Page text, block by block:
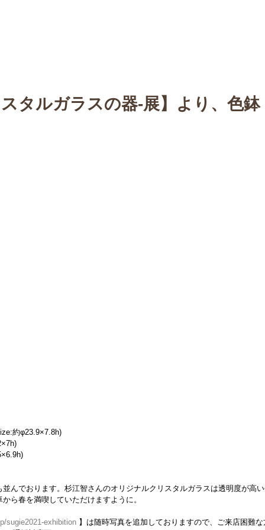
スタルガラスの器-展】より、色鉢
約φ23.9×7.8h)
んでおります。杉江智さんのオリジナルクリスタルガラスは透明度が高
ら春を満喫していただけますように。
sugie2021-exhibition 】は随時写真を追加しておりますので、ご来店困難